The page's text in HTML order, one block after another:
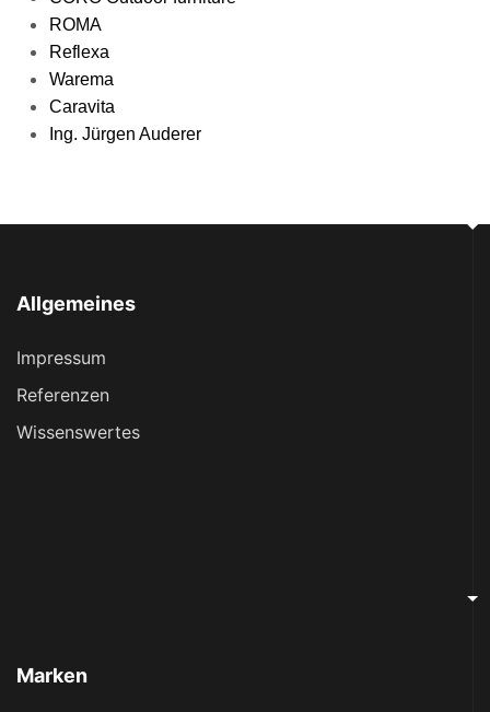
ROMA
Reflexa
Warema
Caravita
Ing. Jürgen Auderer
Allgemeines
Impressum
Referenzen
Wissenswertes
Marken